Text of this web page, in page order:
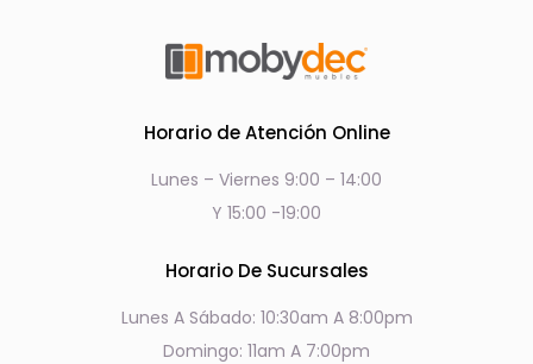
Horario de Atención Online
Lunes – Viernes 9:00 – 14:00
Y 15:00 -19:00
Horario De Sucursales
Lunes A Sábado: 10:30am A 8:00pm
Domingo: 11am A 7:00pm